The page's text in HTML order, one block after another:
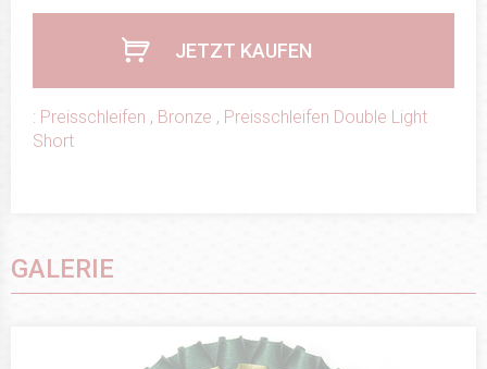
JETZT KAUFEN
: Preisschleifen , Bronze , Preisschleifen Double Light
Short
GALERIE